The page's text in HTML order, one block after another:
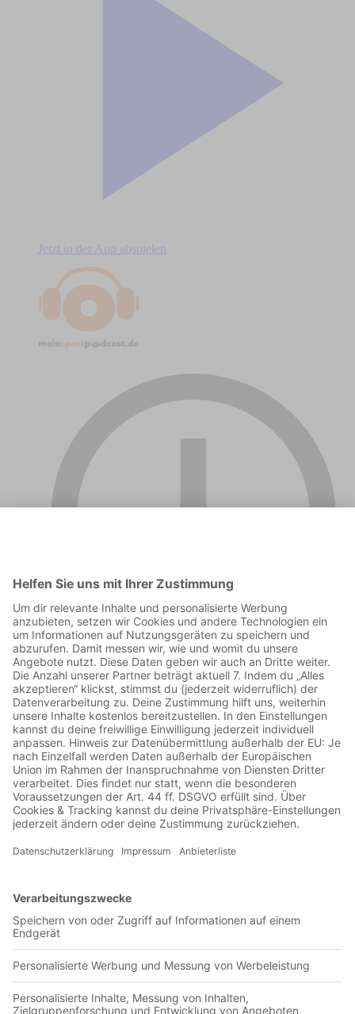
Jetzt in der App abspielen
00:38:30
Salvador Cabanas ist ein Superstar. Stürmer bei Club America
in Mexiko, einer der besten in Mittel- und Südamerika und
endlich auf dem Sprung nach Europa. Und zur WM in
Südafrika. Dahin hatte er Paraguay mit seinen Toren
geschossen. Das Jahr 2010 soll seins werden, ihn zum
Weltstar machen. Doch in den frühen Morgenstunden des 25.
Januar 2010 - in einem angesagten Nachtclub in Mexico City
- kommt es zu einer schicksalhaften Begegnung, an deren
eigenen Blutlache auf der Herrentoilette liegt. Malte Asmus,
Gründen und Hintermännern für das Attentat auf den
Fußballer, der übrigens überlebte. Welche Rolle spielten die
Narcos und das organisierte Verbrechen, war es gar eine Tat
aus Fremdenhass oder war Cabanas einfach nur zur falschen
Zeit am falschen Ort? Das als Intromusik verwendete
Soundfile trägt den Titel "Cinematic Crime Suspense", wurde
Übereinstimmung mit der CC 4.0-Lizenz.